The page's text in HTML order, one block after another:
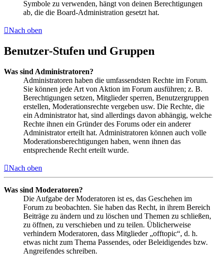
Symbole zu verwenden, hängt von deinen Berechtigungen
ab, die die Board-Administration gesetzt hat.
Nach oben
Benutzer-Stufen und Gruppen
Was sind Administratoren?
Administratoren haben die umfassendsten Rechte im Forum.
Sie können jede Art von Aktion im Forum ausführen; z. B.
Berechtigungen setzen, Mitglieder sperren, Benutzergruppen
erstellen, Moderationsrechte vergeben usw. Die Rechte, die
ein Administrator hat, sind allerdings davon abhängig, welche
Rechte ihnen ein Gründer des Forums oder ein anderer
Administrator erteilt hat. Administratoren können auch volle
Moderationsberechtigungen haben, wenn ihnen das
entsprechende Recht erteilt wurde.
Nach oben
Was sind Moderatoren?
Die Aufgabe der Moderatoren ist es, das Geschehen im
Forum zu beobachten. Sie haben das Recht, in ihrem Bereich
Beiträge zu ändern und zu löschen und Themen zu schließen,
zu öffnen, zu verschieben und zu teilen. Üblicherweise
verhindern Moderatoren, dass Mitglieder „offtopic“, d. h.
etwas nicht zum Thema Passendes, oder Beleidigendes bzw.
Angreifendes schreiben.